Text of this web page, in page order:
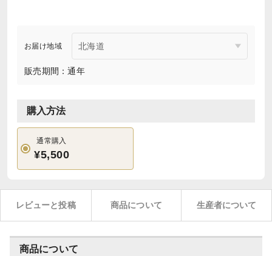
お届け地域
販売期間：通年
購入方法
通常購入
¥5,500
レビューと投稿 商品について 生産者について
商品について